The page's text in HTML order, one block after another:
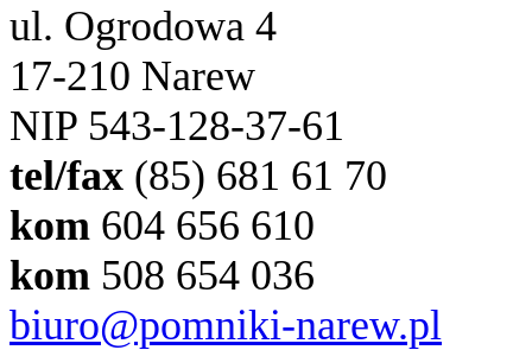
ul. Ogrodowa 4
17-210 Narew
NIP 543-128-37-61
tel/fax (85) 681 61 70
kom 604 656 610
kom 508 654 036
biuro@pomniki-narew.pl